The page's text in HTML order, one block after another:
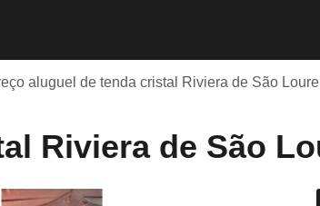
aluguel de tenda cristal Riviera de São
Riviera de São